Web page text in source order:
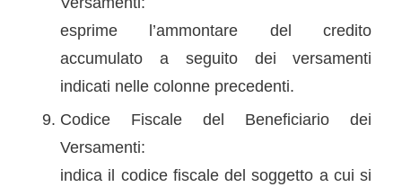
esprime l’ammontare del credito
accumulato a seguito dei versamenti
indicati nelle colonne precedenti.
Codice Fiscale del Beneficiario dei
Versamenti:
indica il codice fiscale del soggetto a cui si